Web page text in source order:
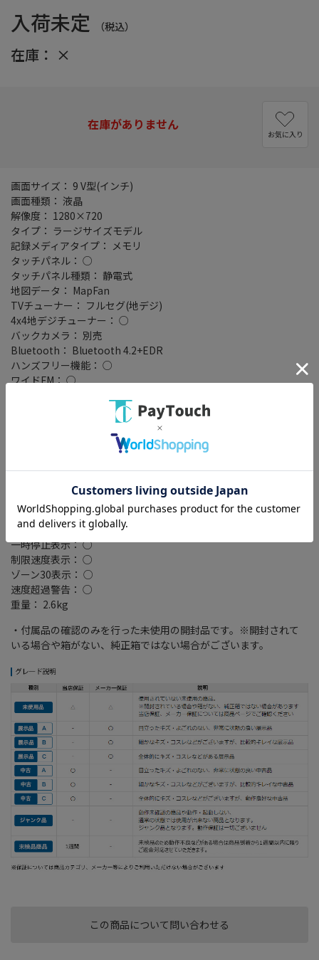
入荷未定 （税込）
在庫： ×
この商品について問い合わせる
在庫がありません
お気に入り
画面サイズ： 9 V型(インチ)
画面種類： 液晶
解像度： 1280×720
タイプ： ラージサイズモデル
記録メディアタイプ： メモリ
タッチパネル： ○
タッチパネル種類： 静電式
地図データ： MapFan
TVチューナー： フルセグ(地デジ)
4x4地デジチューナー： ○
バックカメラ： 別売
Bluetooth： Bluetooth 4.2+EDR
ハンズフリー機能： ○
ワイドFM： ○
スマートIC考慮検索： ○
搭載プレーヤー： DVD/CD
外部メモリスロット： SDカード/SDHCカード/SDXCカード
接続端子： USB端子(要別売ケーブル)/USBケーブル接続端子(要別
売ケーブル)/HDMI端子(入力x1/出力x1)
逆走検知・警告： ○
一時停止表示： ○
制限速度表示： ○
ゾーン30表示： ○
速度超過警告： ○
重量： 2.6kg
・付属品の確認のみを行った未使用の開封品です。※開封されて
いる場合や箱がない、純正箱ではない場合がございます。